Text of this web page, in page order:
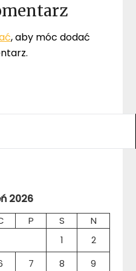
, aby móc dodać
2026
P S
N
1
2
7 8
9